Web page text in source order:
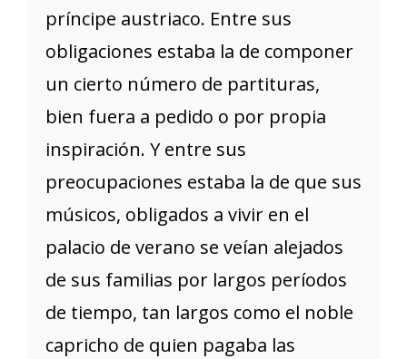
príncipe austriaco. Entre sus
obligaciones estaba la de componer
un cierto número de partituras,
bien fuera a pedido o por propia
inspiración. Y entre sus
preocupaciones estaba la de que sus
músicos, obligados a vivir en el
palacio de verano se veían alejados
de sus familias por largos períodos
de tiempo, tan largos como el noble
capricho de quien pagaba las